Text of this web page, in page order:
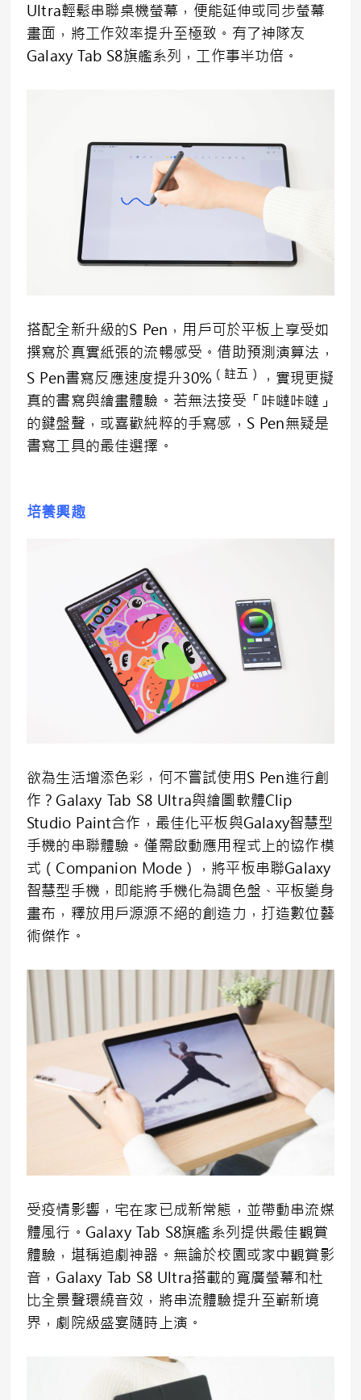
Ultra輕鬆串聯桌機螢幕，便能延伸或同步螢幕
畫面，將工作效率提升至極致。有了神隊友
Galaxy Tab S8旗艦系列，工作事半功倍。
搭配全新升級的S Pen，用戶可於平板上享受如
撰寫於真實紙張的流暢感受。借助預測演算法，
S Pen書寫反應速度提升30% （註五）
，實現更擬
真的書寫與繪畫體驗。若無法接受「咔噠咔噠」
的鍵盤聲，或喜歡純粹的手寫感，S Pen無疑是
書寫工具的最佳選擇。
培養興趣
欲為生活增添色彩，何不嘗試使用S Pen進行創
作？Galaxy Tab S8 Ultra與繪圖軟體Clip
Studio Paint合作，最佳化平板與Galaxy智慧型
手機的串聯體驗。僅需啟動應用程式上的協作模
式（Companion Mode），將平板串聯Galaxy
智慧型手機，即能將手機化為調色盤、平板變身
畫布，釋放用戶源源不絕的創造力，打造數位藝
術傑作。
受疫情影響，宅在家已成新常態，並帶動串流媒
體風行。Galaxy Tab S8旗艦系列提供最佳觀賞
體驗，堪稱追劇神器。無論於校園或家中觀賞影
音，Galaxy Tab S8 Ultra搭載的寬廣螢幕和杜
比全景聲環繞音效，將串流體驗提升至嶄新境
界，劇院級盛宴隨時上演。